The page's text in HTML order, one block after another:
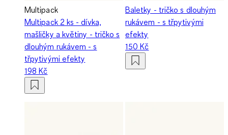
Multipack
Multipack 2 ks - dívka,
mašličky a květiny - tričko s
dlouhým rukávem - s
třpytivými efekty
198 Kč
Baletky - tričko s dlouhým
rukávem - s třpytivými
efekty
150 Kč